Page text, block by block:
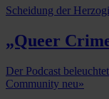
Scheidung der
„Queer
Der Podcast
Community neu»